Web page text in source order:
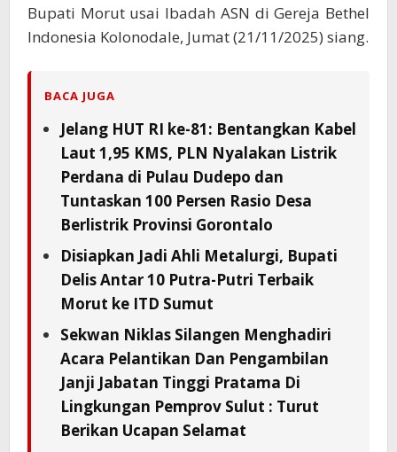
Bupati Morut usai Ibadah ASN di Gereja Bethel
Indonesia Kolonodale, Jumat (21/11/2025) siang.
BACA JUGA
Jelang HUT RI ke-81: Bentangkan Kabel
Laut 1,95 KMS, PLN Nyalakan Listrik
Perdana di Pulau Dudepo dan
Tuntaskan 100 Persen Rasio Desa
Berlistrik Provinsi Gorontalo
Disiapkan Jadi Ahli Metalurgi, Bupati
Delis Antar 10 Putra-Putri Terbaik
Morut ke ITD Sumut
Sekwan Niklas Silangen Menghadiri
Acara Pelantikan Dan Pengambilan
Janji Jabatan Tinggi Pratama Di
Lingkungan Pemprov Sulut : Turut
Berikan Ucapan Selamat